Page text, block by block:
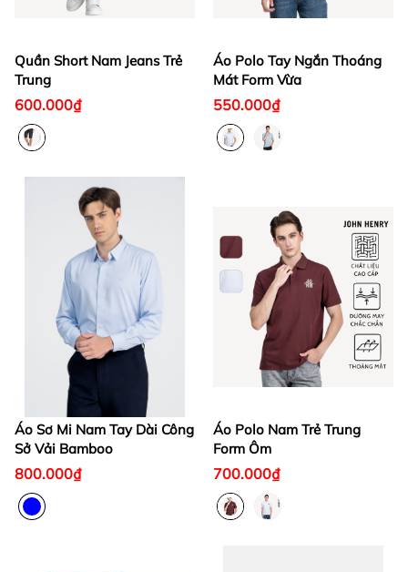
Quần Short Nam Jeans Trẻ
Trung
600.000₫
Áo Polo Tay Ngắn Thoáng
Mát Form Vừa
550.000₫
Áo Sơ Mi Nam Tay Dài Công
Sở Vải Bamboo
800.000₫
Áo Polo Nam Trẻ Trung
Form Ôm
700.000₫